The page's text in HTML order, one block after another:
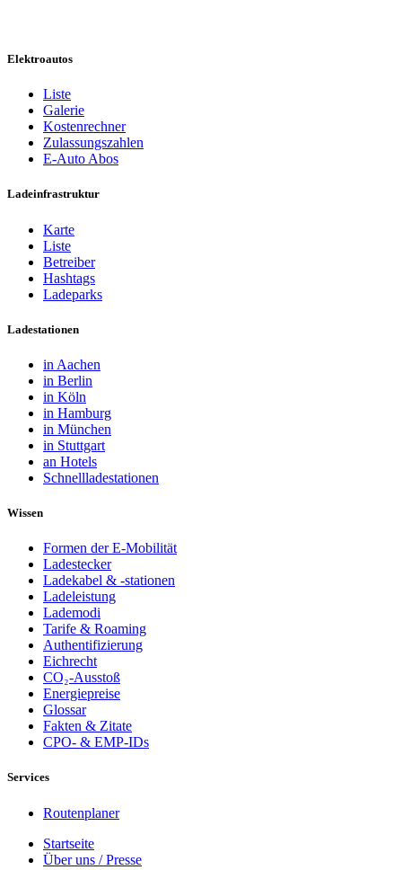
Elektroautos
Liste
Galerie
Kostenrechner
Zulassungszahlen
E-Auto Abos
Ladeinfrastruktur
Karte
Liste
Betreiber
Hashtags
Ladeparks
Ladestationen
in Aachen
in Berlin
in Köln
in Hamburg
in München
in Stuttgart
an Hotels
Schnellladestationen
Wissen
Formen der E-Mobilität
Ladestecker
Ladekabel & -stationen
Ladeleistung
Lademodi
Tarife & Roaming
Authentifizierung
Eichrecht
CO₂-Ausstoß
Energiepreise
Glossar
Fakten & Zitate
CPO- & EMP-IDs
Services
Routenplaner
Startseite
Über uns / Presse